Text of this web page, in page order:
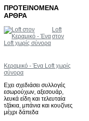
ΠΡΟΤΕΙΝΟΜΕΝΑ
ΑΡΘΡΑ
Loft
στον
Κεραμικό - Ένα Loft χωρίς
σύνορα
Eχει σχεδιάσει συλλογές
εσωρούχων, αξεσουάρ,
λευκά είδη και τελευταία
τζάκια, μπάνια και κουζίνες
μέχρι δάπεδα